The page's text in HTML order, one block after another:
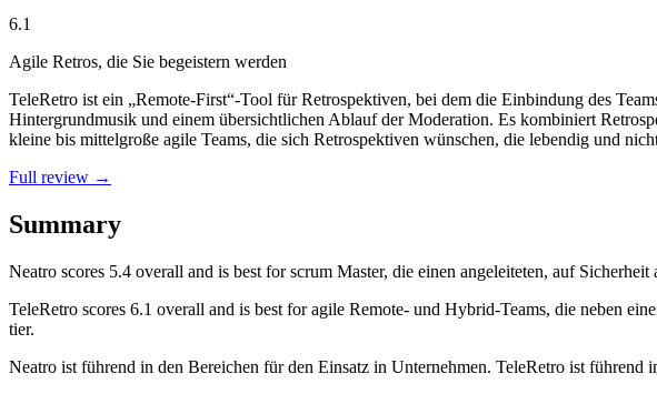
6.1
Agile Retros, die Sie begeistern werden
TeleRetro ist ein „Remote-First“-Tool für Retrospektiven, bei dem die Einbindung des
Hintergrundmusik und einem übersichtlichen Ablauf der Moderation. Es kombiniert
kleine bis mittelgroße agile Teams, die sich Retrospektiven wünschen, die lebendig und
Full review →
Summary
Neatro scores 5.4 overall and is best for scrum Master, die einen angeleiteten, auf
TeleRetro scores 6.1 overall and is best for agile Remote- und Hybrid-Teams, die neben
tier.
Neatro ist führend in den Bereichen für den Einsatz in Unternehmen. TeleRetro ist